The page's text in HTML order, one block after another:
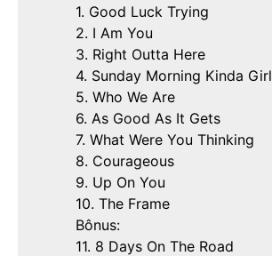
1. Good Luck Trying
2. I Am You
3. Right Outta Here
4. Sunday Morning Kinda Girl
5. Who We Are
6. As Good As It Gets
7. What Were You Thinking
8. Courageous
9. Up On You
10. The Frame
Bônus:
11. 8 Days On The Road